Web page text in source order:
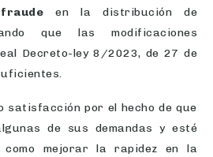
en la distribución de
que las modificaciones
Decreto-ley 8/2023, de 27 de
satisfacción por el hecho de que
de sus demandas y esté
como mejorar la rapidez en la